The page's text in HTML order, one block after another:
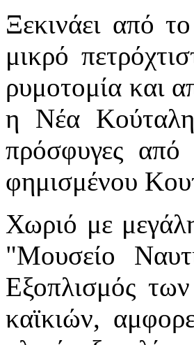
Ξεκινάει από
μικρό
ρυμοτομία και
η Νέα
πρόσφυγες
φημισμένου
Χωριό με
"Μουσείο
Εξοπλισμός
καϊκιών,